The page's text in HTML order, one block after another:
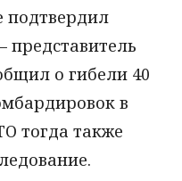
подтвердил
представитель
о гибели 40
в
тогда также